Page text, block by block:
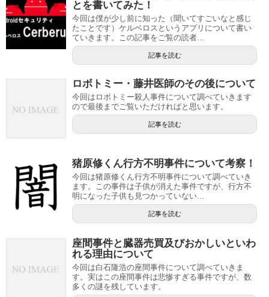
とを書いてみた！
今回は僕が少し前に知った（聞いてすごいなと感じ
たことです）ケルベロスというアプリについて書い
ていきます。この記事をご覧の読者...
記事を読む
ロボトミー・藤井医師のその後について
今回はロボトミー殺人事件について調べていきます
ので最後までご覧いただければと思います。
記事を読む
猪原修くん行方不明事件について考察！
今回は猪原修くん行方不明事件について調べていき
ます。この事件は子供が消えた事件ですが、行方不
明になった子供も見つかっていない...
記事を読む
座間事件と臓器売買及びおかしいといわ
れる理由について
今回は白石隆浩の座間事件について調べていきま
す。実はこの座間事件は悲惨すぎる事件ですが、数
多くの謎を残しています。